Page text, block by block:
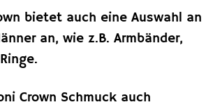
bietet auch eine Auswahl an
an, wie z.B. Armbänder,
Crown Schmuck auch